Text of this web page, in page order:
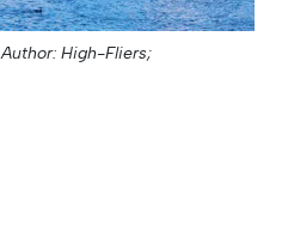
Author: High-Fliers;